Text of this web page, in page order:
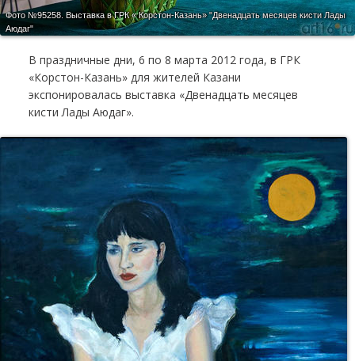
Фото №95258. Выставка в ГРК « Корстон-Казань» "Двенадцать месяцев кисти Лады
Аюдаг"
В праздничные дни, 6 по 8 марта 2012 года, в ГРК
«Корстон-Казань» для жителей Казани
экспонировалась выставка «Двенадцать месяцев
кисти Лады Аюдаг».